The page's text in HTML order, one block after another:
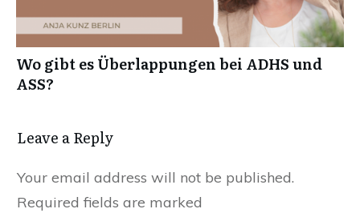
Wo gibt es Überlappungen bei ADHS und
ASS?
Leave a Reply
Your email address will not be published.
Required fields are marked